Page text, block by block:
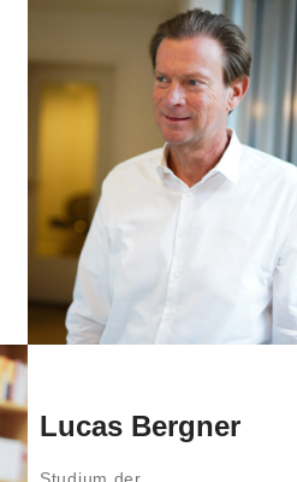
Lucas Bergner
Studium der